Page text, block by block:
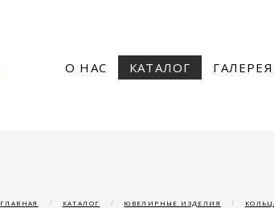
О НАС КАТАЛОГ ГАЛЕРЕЯ
ГЛАВНАЯ КАТАЛОГ ЮВЕЛИРНЫЕ ИЗДЕЛИЯ